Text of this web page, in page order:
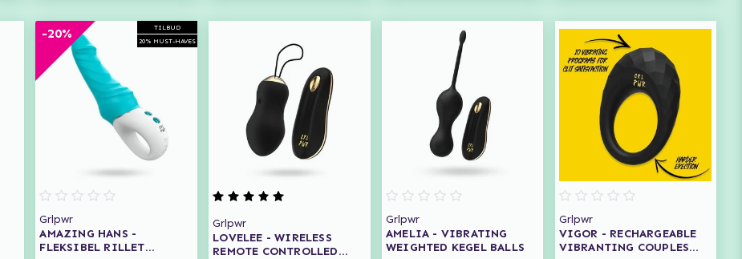
TILBUD
20% MUST-HAVES
-20%
Grlpwr
AMAZING HANS -
FLEKSIBEL RILLET
Grlpwr
LOVELEE - WIRELESS
REMOTE CONTROLLED
Grlpwr
AMELIA - VIBRATING
WEIGHTED KEGEL BALLS
Grlpwr
VIGOR - RECHARGEABLE
VIBRANTING COUPLES